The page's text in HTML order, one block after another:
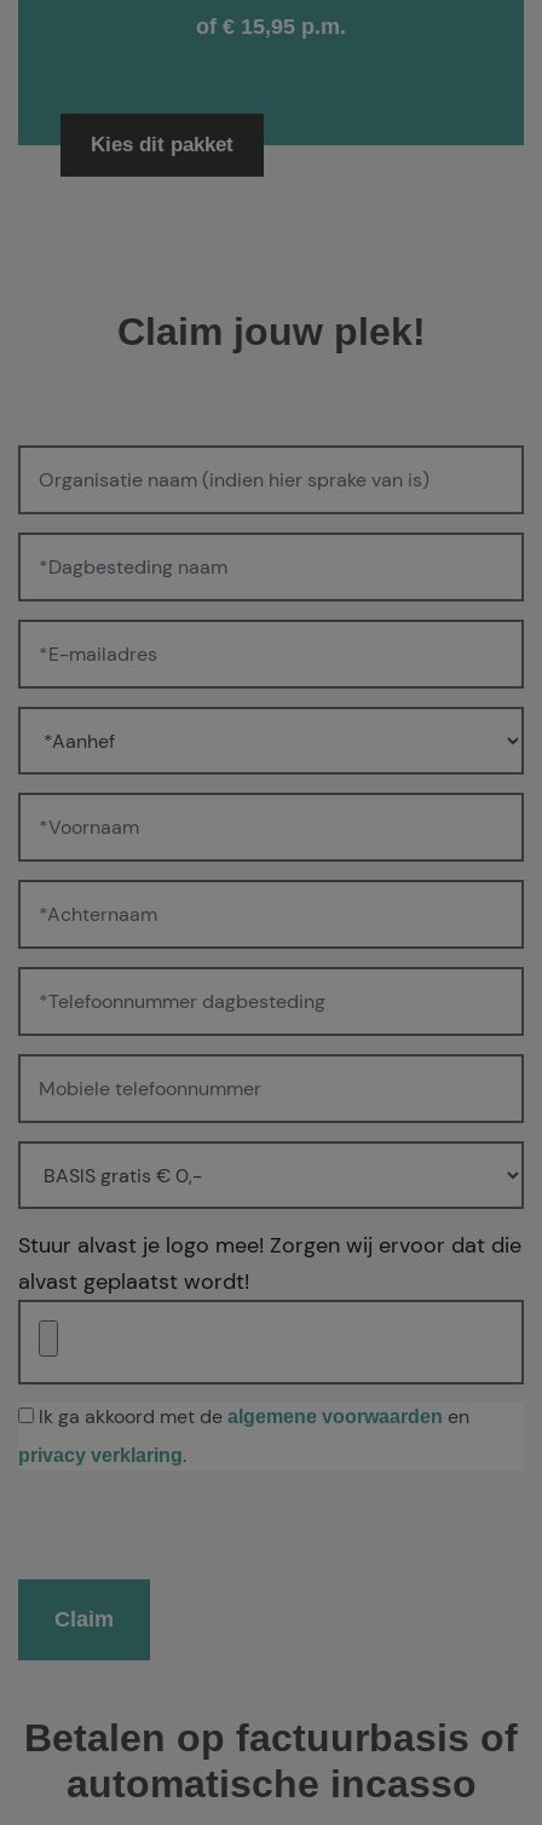
of € 15,95 p.m.
Kies dit pakket
Claim jouw plek!
Stuur alvast je logo mee! Zorgen wij ervoor dat die
alvast geplaatst wordt!
Ik ga akkoord met de algemene voorwaarden en
privacy verklaring.
Betalen op factuurbasis of
automatische incasso